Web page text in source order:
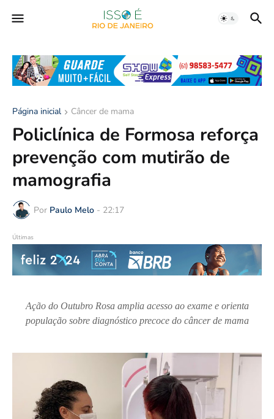
Página inicial Câncer de mama
Policlínica de Formosa reforça
prevenção com mutirão de
mamografia
Por Paulo Melo - 22:17
Últimas
Ação do Outubro Rosa amplia acesso ao exame e orienta
população sobre diagnóstico precoce do câncer de mama